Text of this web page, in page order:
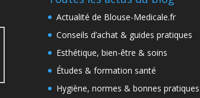
Actualité de Blouse-Medicale.fr
Conseils d’achat & guides pratiques
Esthétique, bien-être & soins
Études & formation santé
Hygiène, normes & bonnes pratiques